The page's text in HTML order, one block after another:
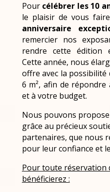
Pour célébrer les 10
le plaisir de vous
anniversaire
remercier nos
rendre cette édition
Cette année, nous
offre avec la
6 m², afin de
et à votre budget.
Nous pouvons
grâce au précieux
partenaires, que nous
pour leur confiance et
Pour toute réservation
bénéficierez :